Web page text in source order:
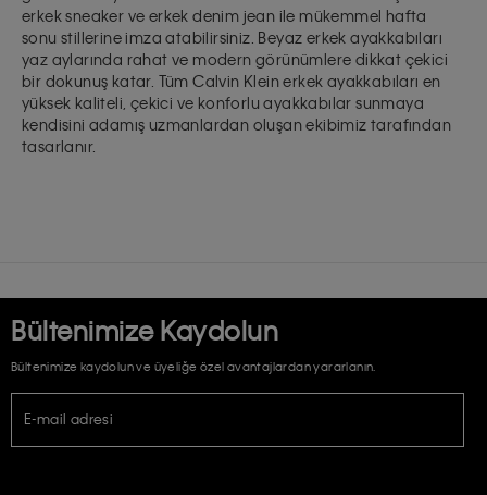
erkek sneaker ve erkek denim jean ile mükemmel hafta
sonu stillerine imza atabilirsiniz. Beyaz erkek ayakkabıları
yaz aylarında rahat ve modern görünümlere dikkat çekici
bir dokunuş katar. Tüm Calvin Klein erkek ayakkabıları en
yüksek kaliteli, çekici ve konforlu ayakkabılar sunmaya
kendisini adamış uzmanlardan oluşan ekibimiz tarafından
tasarlanır.
Bültenimize Kaydolun
Bültenimize kaydolun ve üyeliğe özel avantajlardan yararlanın.
E-mail adresi